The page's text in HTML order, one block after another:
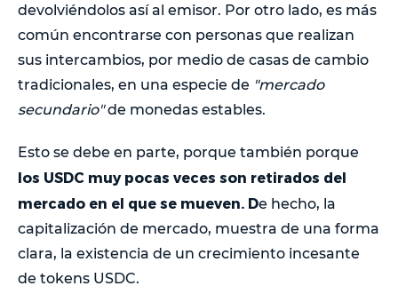
devolviéndolos así al emisor. Por otro lado, es más
común encontrarse con personas que realizan
sus intercambios, por medio de casas de cambio
tradicionales, en una especie de "mercado
secundario"de monedas estables.
Esto se debe en parte, porque también porque
los USDC muy pocas veces son retirados del
mercado en el que se mueven. De hecho, la
capitalización de mercado, muestra de una forma
clara, la existencia de un crecimiento incesante
de tokens USDC.